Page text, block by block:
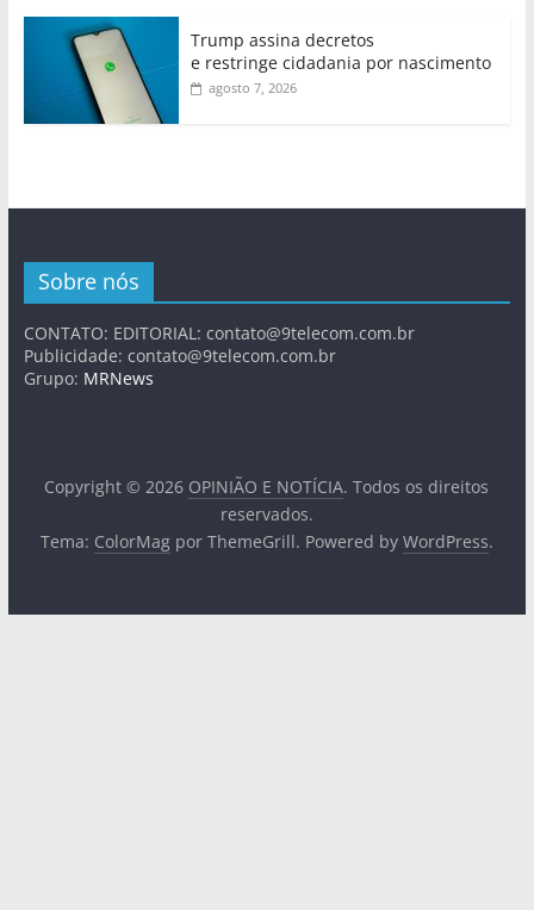
Trump assina decretos
e restringe cidadania por nascimento
agosto 7, 2026
Sobre nós
CONTATO: EDITORIAL: contato@9telecom.com.br
Publicidade: contato@9telecom.com.br
Grupo: MRNews
Copyright © 2026 OPINIÃO E NOTÍCIA. Todos os direitos
reservados.
Tema: ColorMagpor ThemeGrill. Powered by WordPress.